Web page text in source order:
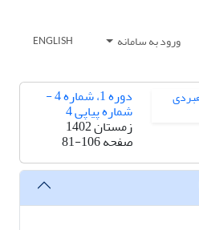
ورود به سامانه ENGLISH
دوره 1، شماره 4 -
شماره پیاپی 4
زمستان 1402
صفحه81-106